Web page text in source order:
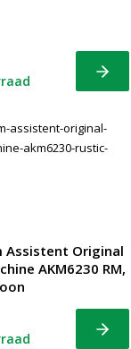
Bekijk
Assistent Original
AKM6230 RM,
Bekijk